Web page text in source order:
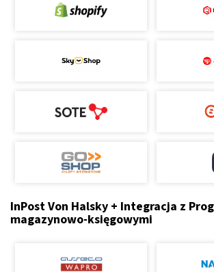
InPost Von Halsky + Integracja z
magazynowo-księgowymi